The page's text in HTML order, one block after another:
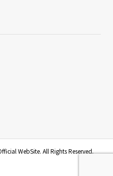
WebSite. All Rights Reserved.